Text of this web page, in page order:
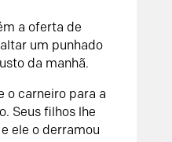
a oferta de
um punhado
da manhã.
o carneiro para a
Seus filhos lhe
ele o derramou